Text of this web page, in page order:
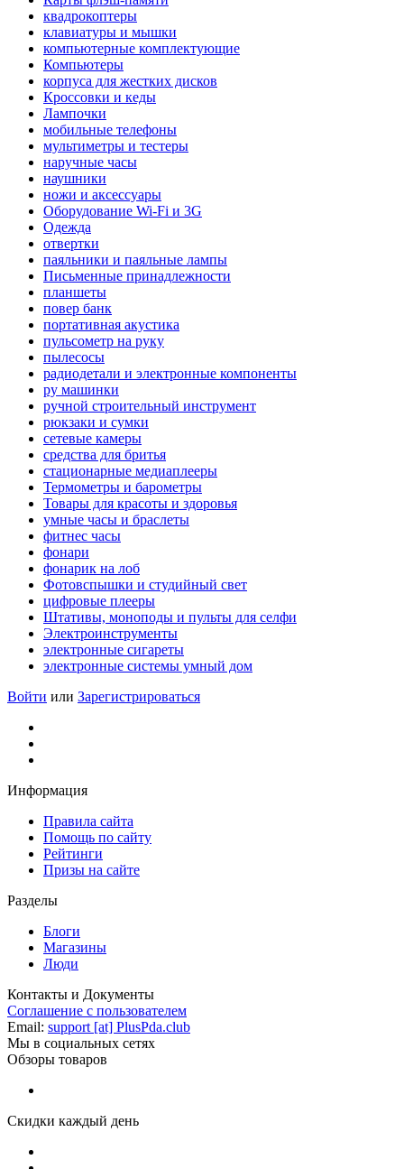
квадрокоптеры
клавиатуры и мышки
компьютерные комплектующие
Компьютеры
корпуса для жестких дисков
Кроссовки и кеды
Лампочки
мобильные телефоны
мультиметры и тестеры
наручные часы
наушники
ножи и аксессуары
Оборудование Wi-Fi и 3G
Одежда
отвертки
паяльники и паяльные лампы
Письменные принадлежности
планшеты
повер банк
портативная акустика
пульсометр на руку
пылесосы
радиодетали и электронные компоненты
ру машинки
ручной строительный инструмент
рюкзаки и сумки
сетевые камеры
средства для бритья
стационарные медиаплееры
Термометры и барометры
Товары для красоты и здоровья
умные часы и браслеты
фитнес часы
фонари
фонарик на лоб
Фотовспышки и студийный свет
цифровые плееры
Штативы, моноподы и пульты для селфи
Электроинструменты
электронные сигареты
электронные системы умный дом
Войти или Зарегистрироваться
Информация
Правила сайта
Помощь по сайту
Рейтинги
Призы на сайте
Разделы
Блоги
Магазины
Люди
Контакты и Документы
Соглашение с пользователем
Email: support [at] PlusPda.club
Мы в социальных сетях
Обзоры товаров
Скидки каждый день